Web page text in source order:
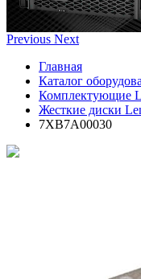
Previous Next
Главная
Каталог
Комплектующие
Жесткие диски
7XB7A00030